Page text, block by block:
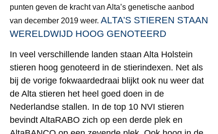
punten geven de kracht van Alta’s genetische aanbod
van december 2019 weer. ALTA’S STIEREN STAAN
WERELDWIJD HOOG GENOTEERD
In veel verschillende landen staan Alta Holstein
stieren hoog genoteerd in de stierindexen. Net als
bij de vorige fokwaardedraai blijkt ook nu weer dat
de Alta stieren het heel goed doen in de
Nederlandse stallen. In de top 10 NVI stieren
bevindt AltaRABO zich op een derde plek en